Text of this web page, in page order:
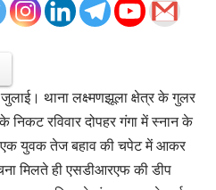
थाना लक्ष्मणझूला क्षेत्र के गुलर
रविवार दोपहर गंगा में स्नान के
एक युवक तेज बहाव की चपेट में आकर
मिलते ही एसडीआरएफ की डीप